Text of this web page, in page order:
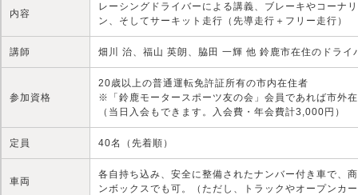
内容
レーシングドライバーによる講義、ブレーキやコーナ
ン、そしてサーキット走行（先導走行＋フリー走行）
講師 畑川 治、福山 英朗、脇田 一輝 他 鈴鹿市在住のドライ
参加資格
20歳以上の普通運転免許証所有の市内在住者
※「鈴鹿モータースポーツ友の会」会員であれば市外
（当日入会もできます。入会費・年会費計3,000円）
定員 40名（先着順）
車両
各自持ち込み、安全に整備されたナンバー付き車で、
ンボックスでも可。（ただし、トラックやオープンカ